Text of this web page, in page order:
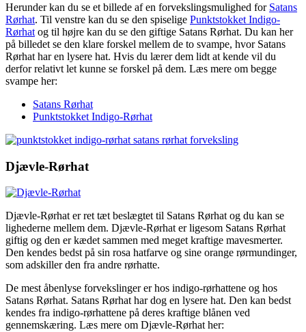
Herunder kan du se et billede af en forvekslingsmulighed for Satans
Rørhat. Til venstre kan du se den spiselige Punktstokket Indigo-
Rørhat og til højre kan du se den giftige Satans Rørhat. Du kan her
på billedet se den klare forskel mellem de to svampe, hvor Satans
Rørhat har en lysere hat. Hvis du lærer dem lidt at kende vil du
derfor relativt let kunne se forskel på dem. Læs mere om begge
svampe her:
Satans Rørhat
Punktstokket Indigo-Rørhat
Djævle-Rørhat
Djævle-Rørhat er ret tæt beslægtet til Satans Rørhat og du kan se
lighederne mellem dem. Djævle-Rørhat er ligesom Satans Rørhat
giftig og den er kædet sammen med meget kraftige mavesmerter.
Den kendes bedst på sin rosa hatfarve og sine orange rørmundinger,
som adskiller den fra andre rørhatte.
De mest åbenlyse forvekslinger er hos indigo-rørhattene og hos
Satans Rørhat. Satans Rørhat har dog en lysere hat. Den kan bedst
kendes fra indigo-rørhattene på deres kraftige blånen ved
gennemskæring. Læs mere om Djævle-Rørhat her: